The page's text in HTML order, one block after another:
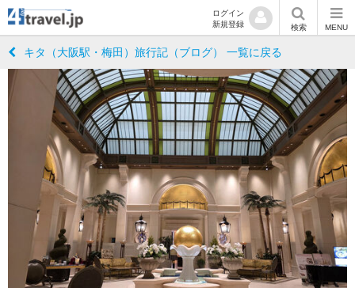
ログイン
新規登録
検索 MENU
キタ（大阪駅・梅田）旅行記（ブログ） 一覧に戻る